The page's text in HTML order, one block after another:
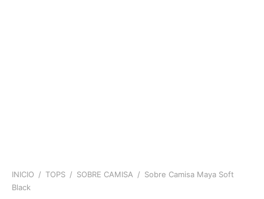
INICIO / TOPS / SOBRE CAMISA / Sobre Camisa Maya Soft
Black